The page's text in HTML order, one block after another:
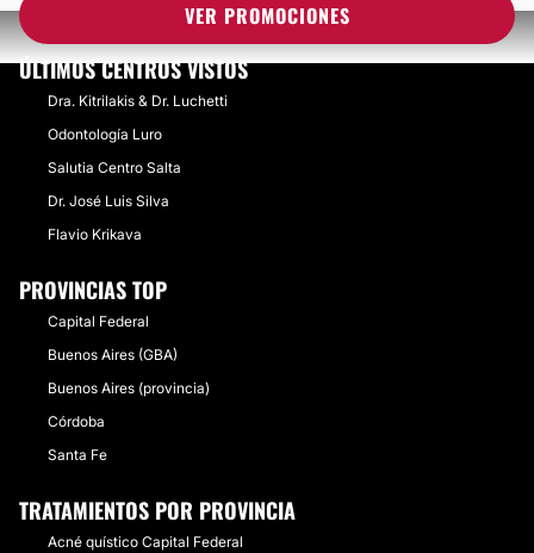
VER PROMOCIONES
ÚLTIMOS CENTROS VISTOS
Dra. Kitrilakis & Dr. Luchetti
Odontología Luro
Salutia Centro Salta
Dr. José Luis Silva
Flavio Krikava
PROVINCIAS TOP
Capital Federal
Buenos Aires (GBA)
Buenos Aires (provincia)
Córdoba
Santa Fe
TRATAMIENTOS POR PROVINCIA
Acné quístico Capital Federal